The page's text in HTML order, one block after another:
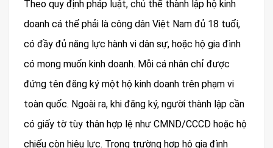
Theo quy định pháp luật, chủ thể thành lập hộ kinh
doanh cá thể phải là công dân Việt Nam đủ 18 tuổi,
có đầy đủ năng lực hành vi dân sự, hoặc hộ gia đình
có mong muốn kinh doanh. Mỗi cá nhân chỉ được
đứng tên đăng ký một hộ kinh doanh trên phạm vi
toàn quốc. Ngoài ra, khi đăng ký, người thành lập cần
có giấy tờ tùy thân hợp lệ như CMND/CCCD hoặc hộ
chiếu còn hiệu lực. Trong trường hợp hộ gia đình